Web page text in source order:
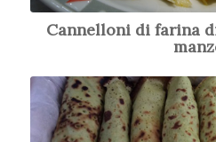
Cannelloni di farina